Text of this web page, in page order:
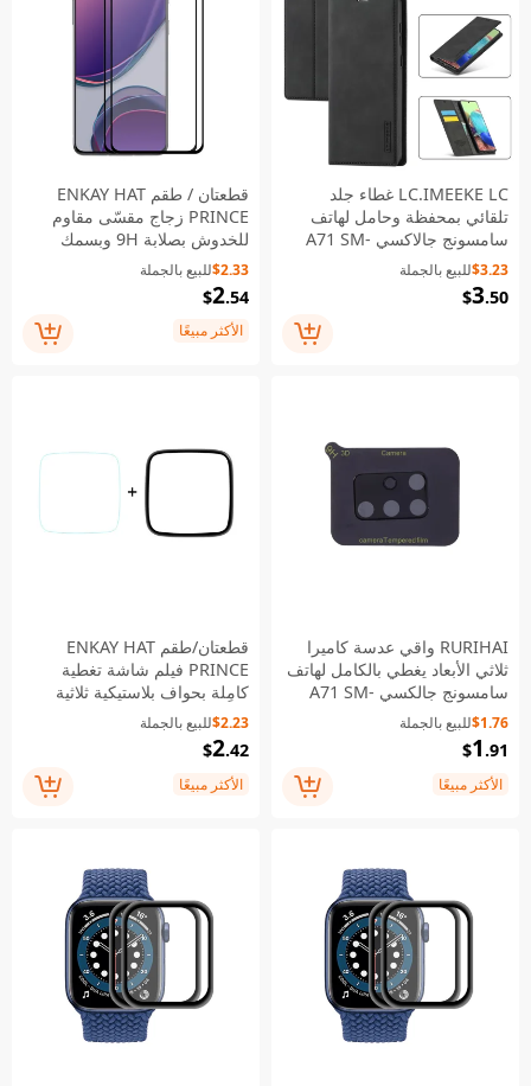
LC.IMEEKE LC غطاء جلد
تلقائي بمحفظة وحامل لهاتف
سامسونج جالاكسي A71 SM-
A715/M70S - أسود
$3.23للبيع بالجملة
$3.50
قطعتان / طقم ENKAY HAT
PRINCE زجاج مقسّى مقاوم
للخدوش بصلابة 9H وبسمك
كاملة للشاشة باستخدام لاصق
كامل للون بلس 8T / 8T+ 5G
$2.33للبيع بالجملة
$2.54
الأكثر مبيعًا
RURIHAI واقي عدسة كاميرا
ثلاثي الأبعاد يغطي بالكامل لهاتف
سامسونج جالكسي A71 SM-
A715 / A71 5G SM-A716
$1.76للبيع بالجملة
$1 .91
الأكثر مبيعًا
قطعتان/طقم ENKAY HAT
PRINCE فيلم شاشة تغطية
كامِلة بحواف بلاستيكية ثلاثية
Fitbit Versa 3 / Fitbit Sense
$2.23للبيع بالجملة
$2.42
الأكثر مبيعًا